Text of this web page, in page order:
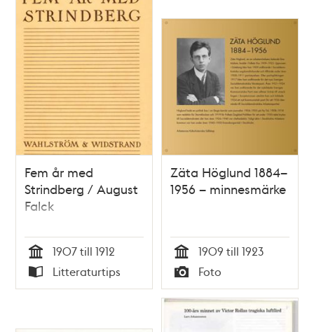
Fem år med
Strindberg / August
Falck
Tid
1907 till 1912
Typ
Litteraturtips
Zäta Höglund 1884–
1956 – minnesmärke
Tid
1909 till 1923
Typ
Foto